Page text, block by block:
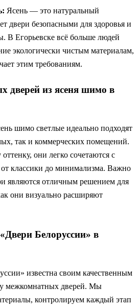
Ясень — это натуральный
двери безопасными для здоровья и
В Егорьевске всё больше людей
экологически чистым материалам,
этим требованиям.
дверей из ясеня шимо в
шимо светлые идеально подходят
так и коммерческих помещений.
они легко сочетаются с
классики до минимализма. Важно
являются отличным решением для
они визуально расширяют
Белоруссии» в
известна своим качественным
межкомнатных дверей. Мы
контролируем каждый этап